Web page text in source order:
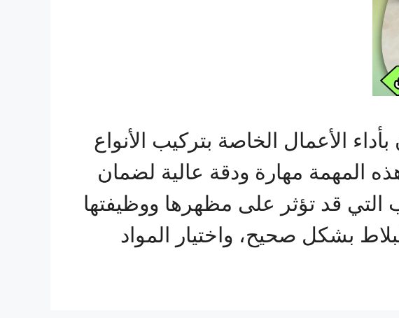
الأعمال الخاصة بتركيب الأنواع
المهمة مهارة ودقة عالية لضمان
التي قد تؤثر على مظهرها ووظيفتها
بشكل صحيح، واختيار المواد